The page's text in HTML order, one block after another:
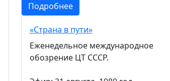
Подробнее
«Страна в пути»
Еженедельное международное
обозрение ЦТ СССР.